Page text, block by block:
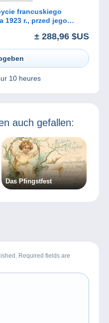
francuskiego
1923 r., przed jego
± 288,96 $US
10 heures
auch gefallen:
Das Pfingstfest
Required fields are